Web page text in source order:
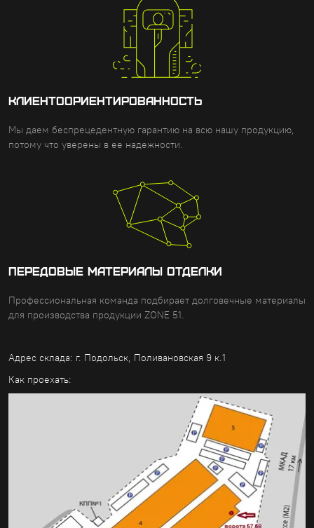
КЛИЕНТООРИЕНТИРОВАННОСТЬ
Мы даем беспрецедентную гарантию на всю нашу продукцию,
потому что уверены в ее надежности.
ПЕРЕДОВЫЕ МАТЕРИАЛЫ ОТДЕЛКИ
Профессиональная команда подбирает долговечные материалы
для производства продукции ZONE 51.
Адрес склада: г. Подольск, Поливановская 9 к.1
Как проехать: